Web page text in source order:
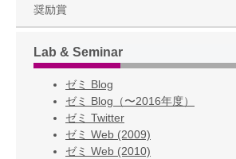
奨励賞
Lab & Seminar
ゼミ Blog
ゼミ Blog（〜2016年度）
ゼミ Twitter
ゼミ Web (2009)
ゼミ Web (2010)